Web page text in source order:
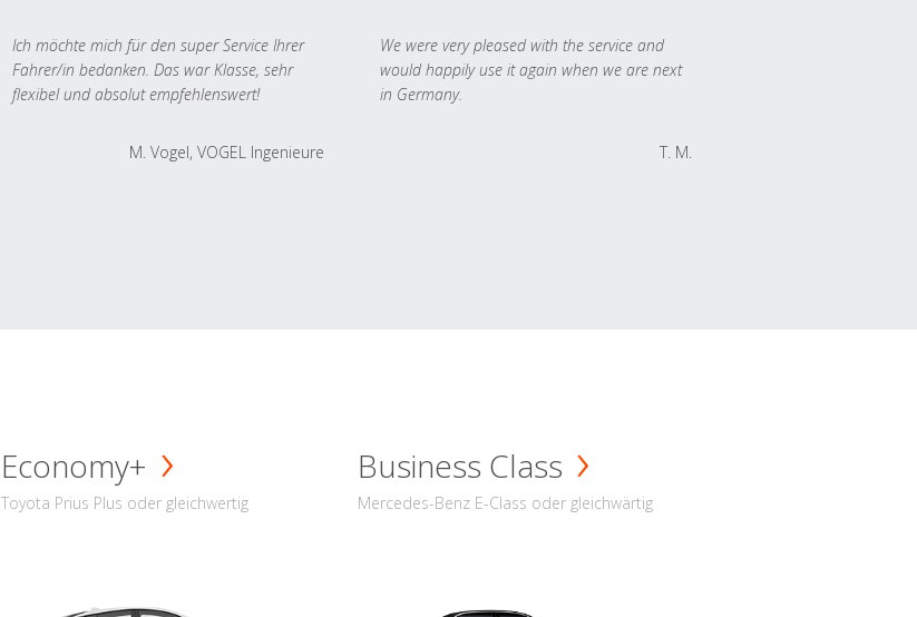
Ich möchte mich für den super Service Ihrer
Fahrer/in bedanken. Das war Klasse, sehr
flexibel und absolut empfehlenswert!
M. Vogel, VOGEL Ingenieure
We were very pleased with the service and
would happily use it again when we are next
in Germany.
T. M.
Economy+
Toyota Prius Plus oder gleichwertig
Business Class
Mercedes-Benz E-Class oder gleichwärtig